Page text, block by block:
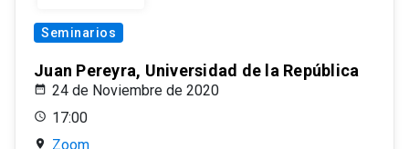
Seminarios
Juan Pereyra, Universidad de la República
24 de Noviembre de 2020
17:00
Zoom